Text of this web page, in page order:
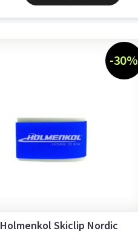
-30%
Holmenkol Skiclip Nordic